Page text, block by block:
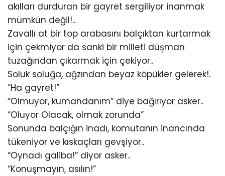
akılları durduran bir gayret sergiliyor inanmak
mümkün değil!..
Zavallı at bir top arabasını balçıktan kurtarmak
için çekmiyor da sanki bir milleti düşman
tuzağından çıkarmak için çekiyor..
Soluk soluğa, ağzından beyaz köpükler gelerek!.
“Ha gayret!”
“Olmuyor, kumandanım” diye bağırıyor asker..
“Oluyor Olacak, olmak zorunda”
Sonunda balçığın inadı, komutanın inancında
tükeniyor ve kıskaçları gevşiyor..
“Oynadı galiba!” diyor asker..
“Konuşmayın, asılın!”